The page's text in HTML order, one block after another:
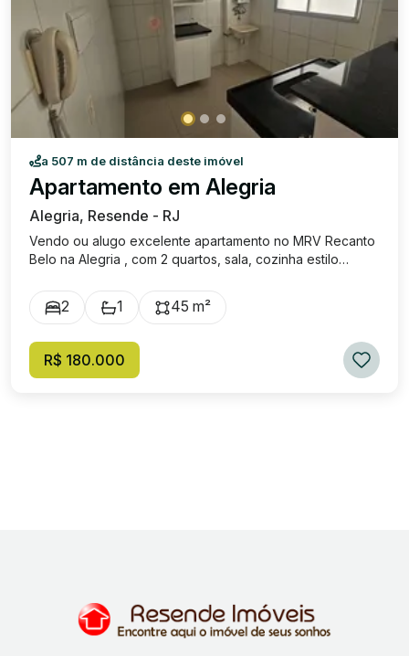
a 507 m de distância deste imóvel
Apartamento em Alegria
Alegria, Resende - RJ
Vendo ou alugo excelente apartamento no MRV Recanto
Belo na Alegria , com 2 quartos, sala, cozinha estilo
armario e uma vaga de garagem. Apartamento com piso
porcelanato, box no banheiro . 2° andar Condominio
alem da portaria 24 horas. Valor de venda uma
oportunidade no valor de R$ 180.000,00 Aluguel : R$
2 1 45 m²
R$ 180.000